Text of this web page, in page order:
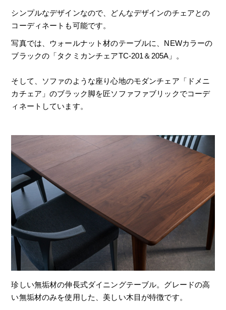
シンプルなデザインなので、どんなデザインのチェアとの
コーディネートも可能です。
写真では、ウォールナット材のテーブルに、NEWカラーの
ブラックの「タクミカンチェアTC-201＆205A」。
そして、ソファのような座り心地のモダンチェア「ドメニ
カチェア」のブラック脚を匠ソファファブリックでコーデ
ィネートしています。
珍しい無垢材の伸長式ダイニングテーブル。グレードの高
い無垢材のみを使用した、美しい木目が特徴です。